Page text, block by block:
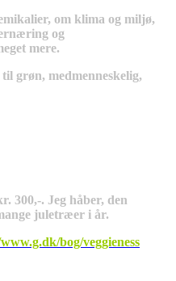
om klima og miljø,
og
mere.
grøn, medmenneskelig,
300,-. Jeg håber, den
juletræer i år.
bog/veggieness